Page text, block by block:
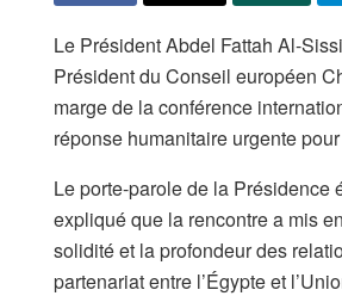
Le Président Abdel Fattah Al-
Président du Conseil européen
marge de la conférence
réponse humanitaire urgente
Le porte-parole de la Présidence
expliqué que la rencontre a mis
solidité et la profondeur des
partenariat entre l’Égypte et